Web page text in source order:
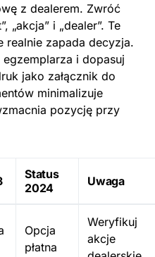
z dealerem. Zwróć
„akcja” i „dealer”. Te
realnie zapada decyzja.
i dopasuj
jako załącznik do
minimalizuje
pozycję przy
Status
2024
Uwaga
Opcja
płatna
Weryfikuj
akcje